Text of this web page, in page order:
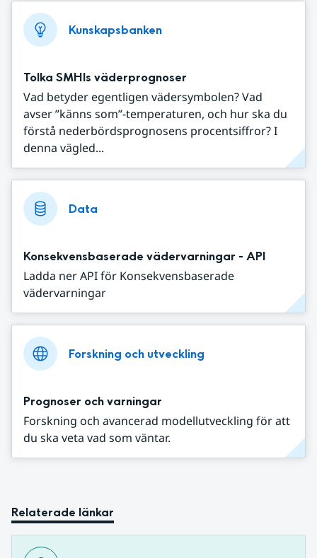
Kunskapsbanken
Tolka SMHIs väderprognoser
Vad betyder egentligen vädersymbolen? Vad
avser ”känns som”-temperaturen, och hur ska du
förstå nederbördsprognosens procentsiffror? I
denna vägled...
Data
Konsekvensbaserade vädervarningar - API
Ladda ner API för Konsekvensbaserade
vädervarningar
Forskning och utveckling
Prognoser och varningar
Forskning och avancerad modellutveckling för att
du ska veta vad som väntar.
Relaterade länkar